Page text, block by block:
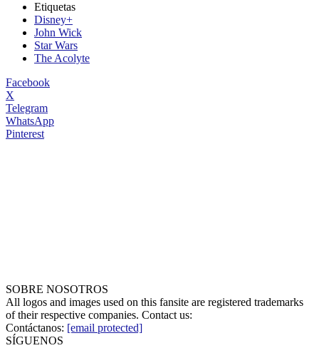
Etiquetas
Disney+
John Wick
Star Wars
The Acolyte
Facebook
X
Telegram
WhatsApp
Pinterest
SOBRE NOSOTROS
All logos and images used on this fansite are registered trademarks
of their respective companies. Contact us:
Contáctanos: [email protected]
SÍGUENOS